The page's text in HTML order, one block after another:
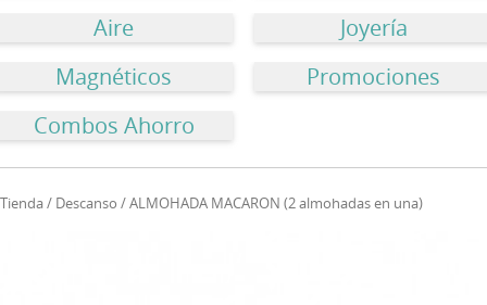
Aire
Joyería
Magnéticos
Promociones
Combos Ahorro
Tienda/ Descanso / ALMOHADA MACARON (2 almohadas en una)